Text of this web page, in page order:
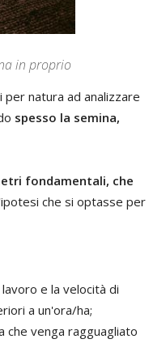
in proprio
per natura ad analizzare
spesso la semina,
fondamentali, che
che si optasse per
e la velocità di
a un'ora/ha;
che venga ragguagliato